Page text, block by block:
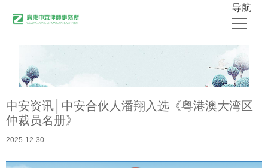
导航
关于中安
律师团队
业务领域
中安资讯│中安合伙人潘翔入选《粤港澳大湾区
仲裁员名册》
2025-12-30